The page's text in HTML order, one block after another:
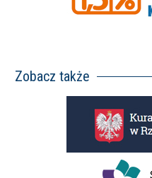
Zobacz także